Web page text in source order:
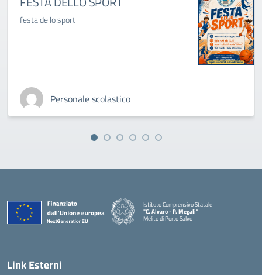
festa dello sport
Personale scolastico
Istituto Comprensivo Statale
"C. Alvaro - P. Megali"
Melito di Porto Salvo
Link Esterni